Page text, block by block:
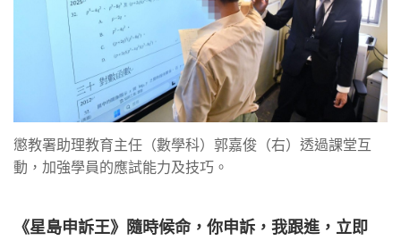
懲教署助理教育主任（數學科）郭嘉俊（右）透過課堂互
動，加強學員的應試能力及技巧。
《星島申訴王》隨時候命，你申訴，我跟進，立即